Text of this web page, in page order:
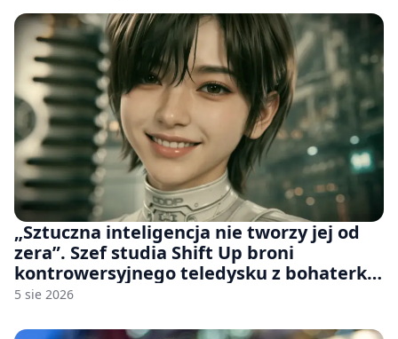
„Sztuczna inteligencja nie tworzy jej od
zera”. Szef studia Shift Up broni
kontrowersyjnego teledysku z bohaterką
Stellar Blade: Blood Rain
5 sie 2026